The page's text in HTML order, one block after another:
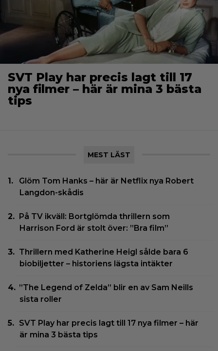
SVT Play har precis lagt till 17
nya filmer – här är mina 3 bästa
tips
MEST LÄST
Glöm Tom Hanks – här är Netflix nya Robert
Langdon-skådis
På TV ikväll: Bortglömda thrillern som
Harrison Ford är stolt över: ”Bra film”
Thrillern med Katherine Heigl sålde bara 6
biobiljetter – historiens lägsta intäkter
”The Legend of Zelda” blir en av Sam Neills
sista roller
SVT Play har precis lagt till 17 nya filmer – här
är mina 3 bästa tips